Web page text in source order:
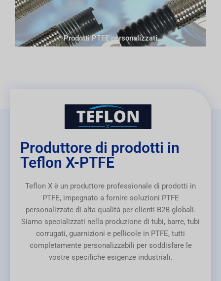
Prodotti PTFE personalizzati
Produttore di prodotti in
Teflon X-PTFE
Teflon X è un produttore professionale di prodotti in
PTFE, impegnato a fornire soluzioni PTFE
personalizzate di alta qualità per clienti B2B globali.
Siamo specializzati nella produzione di tubi, barre, tubi
corrugati, guarnizioni e pellicole in PTFE, tutti
completamente personalizzabili per soddisfare le
vostre specifiche esigenze industriali.